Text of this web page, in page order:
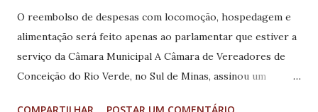
O reembolso de despesas com locomoção, hospedagem e
alimentação será feito apenas ao parlamentar que estiver a
serviço da Câmara Municipal A Câmara de Vereadores de
Conceição do Rio Verde, no Sul de Minas, assinou um